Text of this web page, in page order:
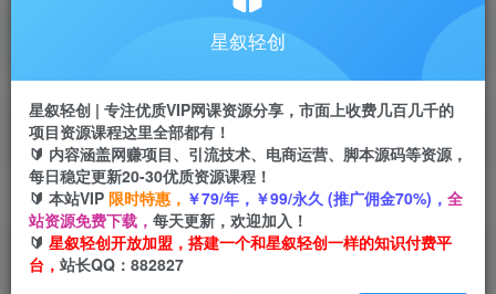
首页 创业课程 会员专属 正文
（9160期）靠陌陌24小时无人直播，日入700+，
多种变现方式
星叙轻创
星叙轻创 | 专注优质VIP网课资源分享，市面上收费几百几千的
项目资源课程这里全部都有！
🔰 内容涵盖网赚项目、引流技术、电商运营、脚本源码等资源，
每日稳定更新20-30优质资源课程！
🔰 本站VIP 限时特惠， ￥79/年，￥99/永久 (推广佣金70%)， 全
站资源免费下载， 每天更新，欢迎加入！
🔰 星叙轻创开放加盟，搭建一个和星叙轻创一样的知识付费平
台， 站长QQ：882827